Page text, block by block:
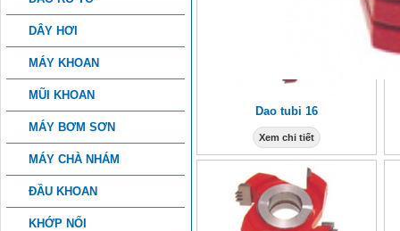
DÂY HƠI
MÁY KHOAN
MŨI KHOAN
MÁY BƠM SƠN
MÁY CHÀ NHÁM
ĐẦU KHOAN
KHỚP NỐI
Dao tubi 16
Xem chi tiết